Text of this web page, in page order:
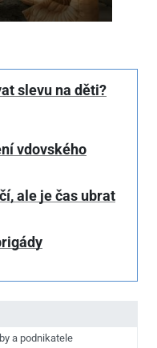
a podnikatele
slevu na děti?
vdovského
ale je čas ubrat